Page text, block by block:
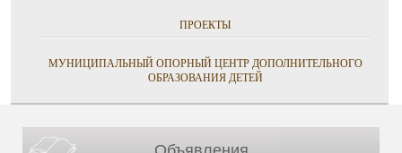
ПРОЕКТЫ
МУНИЦИПАЛЬНЫЙ ОПОРНЫЙ ЦЕНТР ДОПОЛНИТЕЛЬНОГО
ОБРАЗОВАНИЯ ДЕТЕЙ